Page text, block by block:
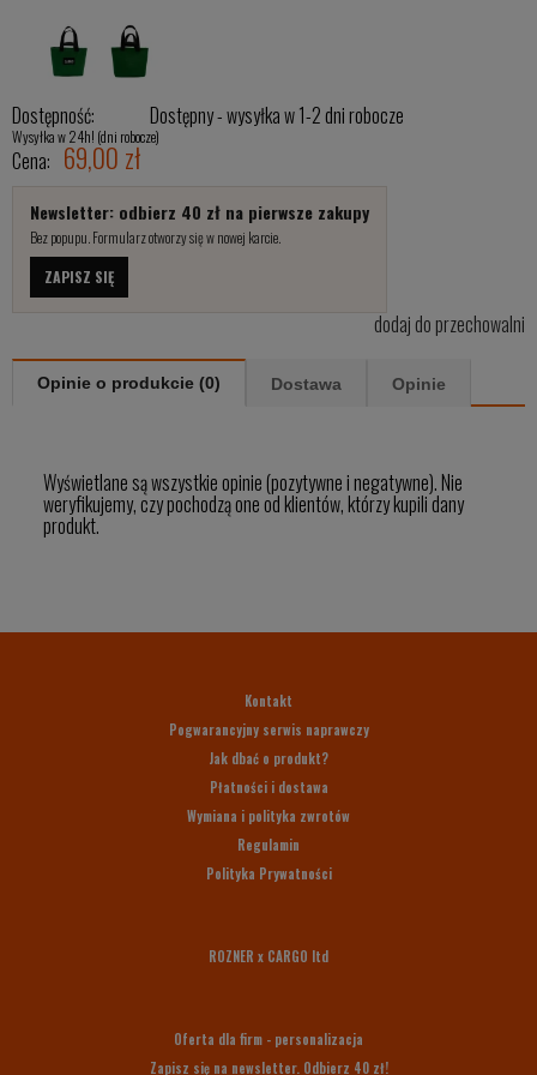
Dostępność: Dostępny - wysyłka w 1-2 dni robocze
Wysyłka w 24h! (dni robocze)
Cena: 69,00 zł
Newsletter: odbierz 40 zł na pierwsze zakupy
Bez popupu. Formularz otworzy się w nowej karcie.
ZAPISZ SIĘ
dodaj do przechowalni
Opinie o produkcie (0) Dostawa Opinie
Wyświetlane są wszystkie opinie (pozytywne i negatywne). Nie
weryfikujemy, czy pochodzą one od klientów, którzy kupili dany
produkt.
Kontakt
Pogwarancyjny serwis naprawczy
Jak dbać o produkt?
Płatności i dostawa
Wymiana i polityka zwrotów
Regulamin
Polityka Prywatności
ROZNER x CARGO ltd
Oferta dla firm - personalizacja
Zapisz się na newsletter. Odbierz 40 zł!